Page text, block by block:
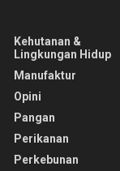
Kehutanan &
Lingkungan Hidup
Manufaktur
Opini
Pangan
Perikanan
Perkebunan